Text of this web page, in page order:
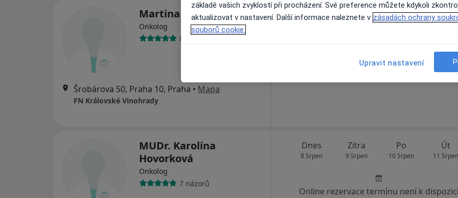
Martina Kubecová
Onkolog
8 názorů
Šrobárova 50, Praha 10, Praha • Mapa
FN Královské Vinohrady
Dnes Zítra Po
10 Srpen
Út
11
Online rezervace termínu není k
MUDr. Karolína
Hovorková
Onkolog
7 názorů
Dnes
8 Srpen
Zítra
9 Srpen
Po
10 Srpen
Út
11 Srpen
Online rezervace termínu není k dispozici
základě vašich zvyklostí při procházení. Své preference můžete kdykoli
aktualizovat v nastavení. Další informace naleznete v zásadách ochrany
souborů cookie.
Upravit nastavení